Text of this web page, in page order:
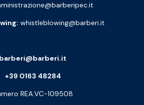
whistleblowing@barberi.it
barberi@barberi.it
+39 0163 48284
REA:VC-109508